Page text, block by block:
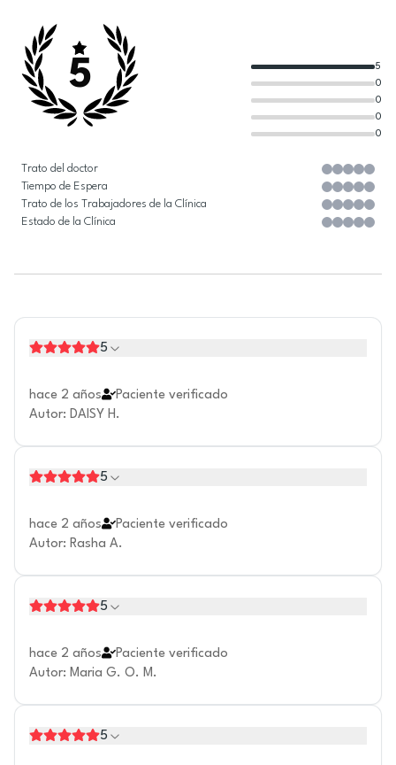
5
0
0
0
0
5
Trato del doctor
Tiempo de Espera
Trato de los Trabajadores de la Clínica
Estado de la Clínica
5
hace 2 años
Paciente verificado
Autor: DAISY H.
5
hace 2 años
Paciente verificado
Autor: Rasha A.
5
hace 2 años
Paciente verificado
Autor: Maria G. O. M.
5